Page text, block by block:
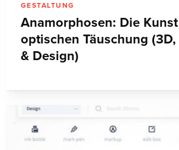
GESTALTUNG
Anamorphosen: Die
optischen Täuschung
& Design)